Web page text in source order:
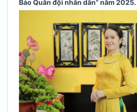
Báo Quân đội nhân dân” năm 2025.